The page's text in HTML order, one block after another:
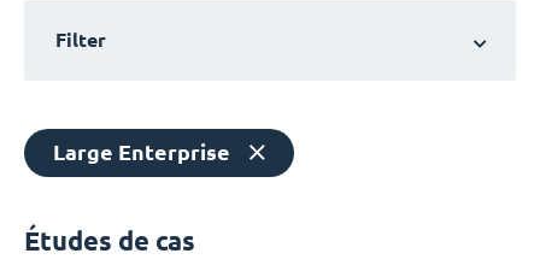
Filter
Large Enterprise
Études de cas